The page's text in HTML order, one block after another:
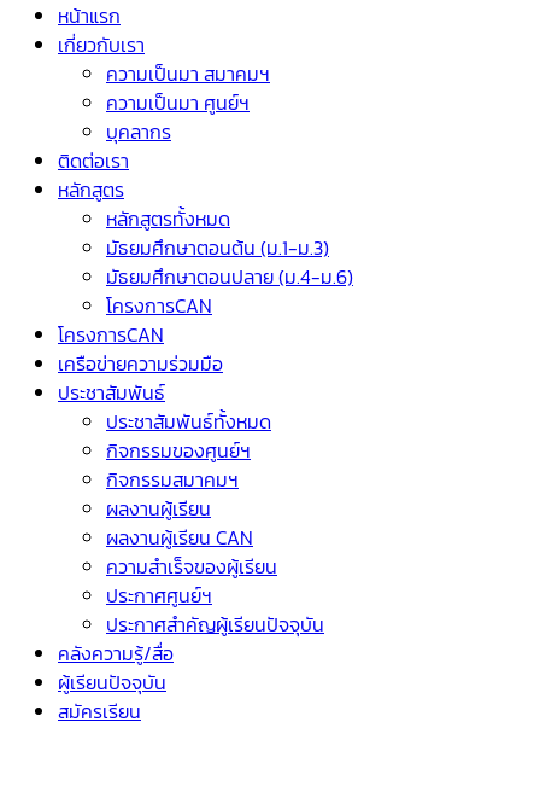
หน้าแรก
เกี่ยวกับเรา
ความเป็นมา สมาคมฯ
ความเป็นมา ศูนย์ฯ
บุคลากร
ติดต่อเรา
หลักสูตร
หลักสูตรทั้งหมด
มัธยมศึกษาตอนต้น (ม.1-ม.3)
มัธยมศึกษาตอนปลาย (ม.4-ม.6)
โครงการCAN
โครงการCAN
เครือข่ายความร่วมมือ
ประชาสัมพันธ์
ประชาสัมพันธ์ทั้งหมด
กิจกรรมของศูนย์ฯ
กิจกรรมสมาคมฯ
ผลงานผู้เรียน
ผลงานผู้เรียน CAN
ความสำเร็จของผู้เรียน
ประกาศศูนย์ฯ
ประกาศสำคัญผู้เรียนปัจจุบัน
คลังความรู้/สื่อ
ผู้เรียนปัจจุบัน
สมัครเรียน